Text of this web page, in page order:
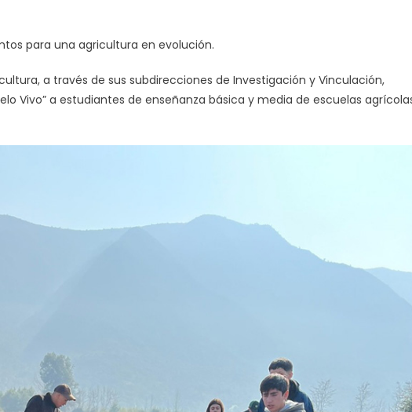
para una agricultura en evolución.
a través de sus subdirecciones de Investigación y Vinculación,
Vivo” a estudiantes de enseñanza básica y media de escuelas